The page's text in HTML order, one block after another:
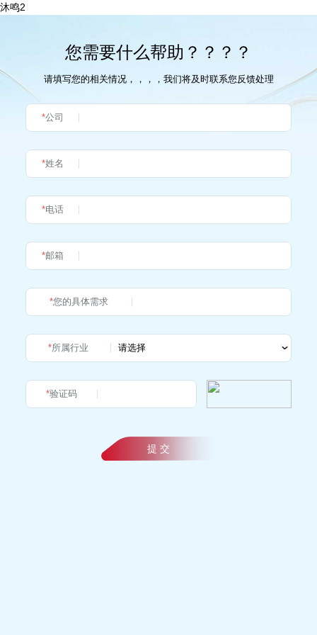
沐鸣2
您需要什么帮助？？？？
请填写您的相关情况，，，，我们将及时联系您反馈处理
*公司
*姓名
*电话
*邮箱
*您的具体需求
*所属行业
*验证码
提 交